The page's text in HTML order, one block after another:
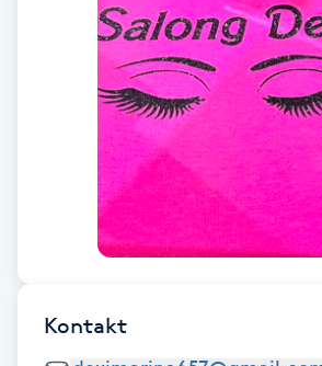
Fransborttagning
Kontakt